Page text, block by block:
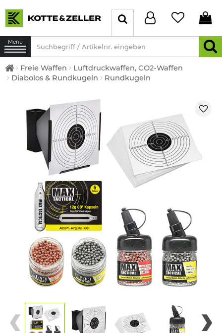
Menü
Freie Waffen
Luftdruckwaffen, CO2-Waffen
Diabolos & Rundkugeln
Rundkugeln